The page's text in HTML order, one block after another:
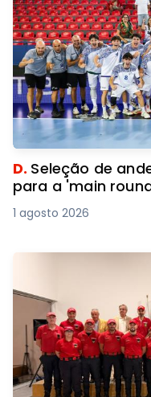
D. Seleção de
para a 'main
1 agosto 2026